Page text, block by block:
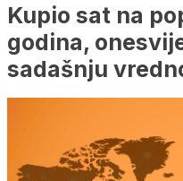
Kupio sat na
godina,
sadašnju